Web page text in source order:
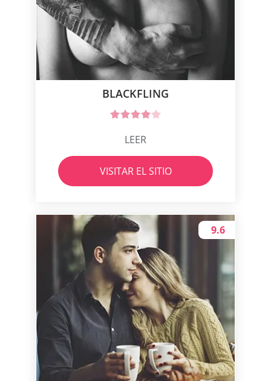
BLACKFLING
LEER
VISITAR EL SITIO
9.6